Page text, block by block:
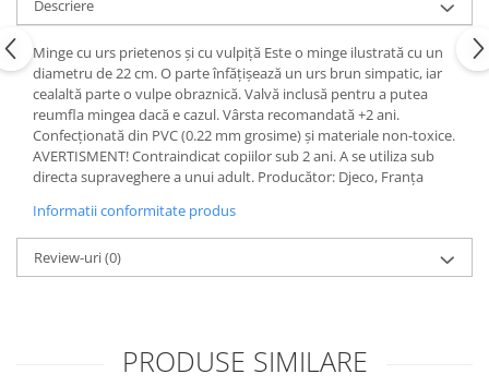
Descriere
Minge cu urs prietenos și cu vulpiță Este o minge ilustrată cu un
diametru de 22 cm. O parte înfățișează un urs brun simpatic, iar
cealaltă parte o vulpe obraznică. Valvă inclusă pentru a putea
reumfla mingea dacă e cazul. Vârsta recomandată +2 ani.
Confecționată din PVC (0.22 mm grosime) și materiale non-toxice.
AVERTISMENT! Contraindicat copiilor sub 2 ani. A se utiliza sub
directa supraveghere a unui adult. Producător: Djeco, Franța
Informatii conformitate produs
Review-uri(0)
PRODUSE SIMILARE